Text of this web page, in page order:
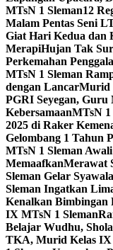
MTsN 1 Sleman12
Malam Pentas Seni
Giat Hari Kedua dan
MerapiHujan Tak
Perkemahan
MTsN 1 Sleman
dengan LancarMurid
PGRI Seyegan,
KebersamaanMTsN
2025 di Raker
Gelombang 1 Tahun
MTsN 1 Sleman
MemaafkanMerawat
Sleman Gelar
Sleman Ingatkan
Kenalkan Bimbingan
IX MTsN 1 Sleman
Belajar Wudhu,
TKA, Murid Kelas IX